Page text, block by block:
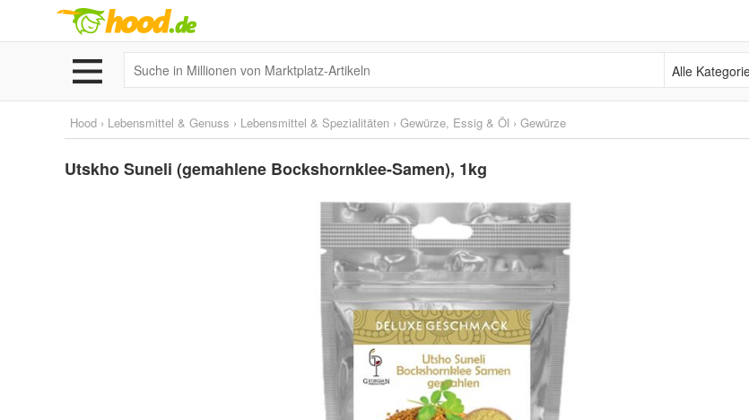
Alle Kategorien
Hood › Lebensmittel & Genuss › Lebensmittel & Spezialitäten › Gewürze, Essig & Öl › Gewürze
Utskho Suneli (gemahlene Bockshornklee-Samen), 1kg